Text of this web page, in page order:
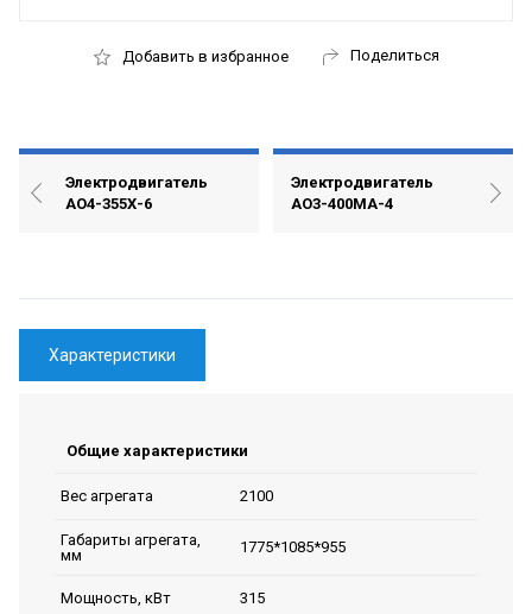
Добавить в избранное Поделиться
Электродвигатель
АО4-355Х-6
Электродвигатель
АО3-400МА-4
Характеристики
Общие характеристики
Вес агрегата 2100
Габариты агрегата,
мм
1775*1085*955
Мощность, кВт 315